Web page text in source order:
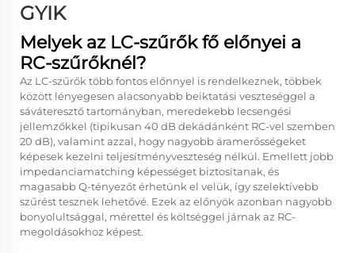
GYIK
Melyek az LC-szűrők fő előnyei a
RC-szűrőknél?
Az LC-szűrők több fontos előnnyel is rendelkeznek, többek
között lényegesen alacsonyabb beiktatási veszteséggel a
sáváteresztő tartományban, meredekebb lecsengési
jellemzőkkel (tipikusan 40 dB dekádánként RC-vel szemben
20 dB), valamint azzal, hogy nagyobb áramerősségeket
képesek kezelni teljesítményveszteség nélkül. Emellett jobb
impedanciamatching képességet biztosítanak, és
magasabb Q-tényezőt érhetünk el velük, így szelektívebb
szűrést tesznek lehetővé. Ezek az előnyök azonban nagyobb
bonyolultsággal, mérettel és költséggel járnak az RC-
megoldásokhoz képest.